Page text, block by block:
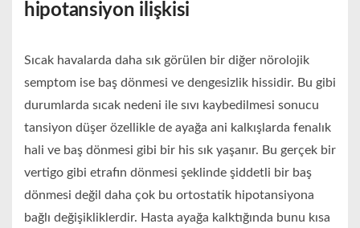
hipotansiyon ilişkisi
Sıcak havalarda daha sık görülen bir diğer nörolojik
semptom ise baş dönmesi ve dengesizlik hissidir. Bu gibi
durumlarda sıcak nedeni ile sıvı kaybedilmesi sonucu
tansiyon düşer özellikle de ayağa ani kalkışlarda fenalık
hali ve baş dönmesi gibi bir his sık yaşanır. Bu gerçek bir
vertigo gibi etrafın dönmesi şeklinde şiddetli bir baş
dönmesi değil daha çok bu ortostatik hipotansiyona
bağlı değişikliklerdir. Hasta ayağa kalktığında bunu kısa